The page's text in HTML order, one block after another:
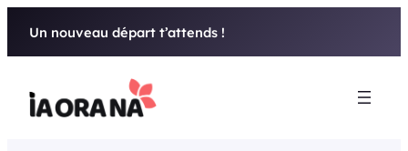
Un nouveau départ t’attends !